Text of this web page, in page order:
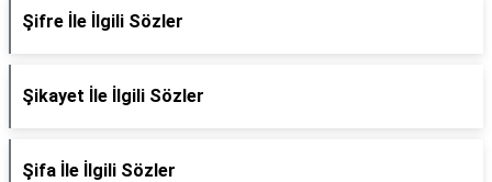
Şifre İle İlgili Sözler
Şikayet İle İlgili Sözler
Şifa İle İlgili Sözler